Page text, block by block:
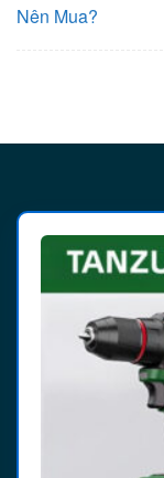
Nên Mua?